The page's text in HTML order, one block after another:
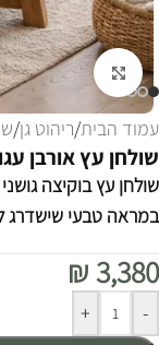
לחצו להגדלה
עמוד הבית/ריהוט גן/
שולחן עץ אורבן
שולחן עץ בוקיצה
במראה טבעי שישדרג
₪3,380
-
+Alternative: